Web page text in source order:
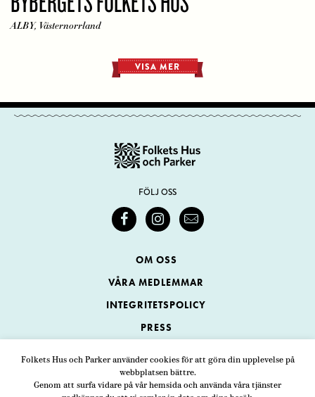
Folkets Hus och Parker använder cookies för att göra din upplevelse på
webbplatsen bättre.
Genom att surfa vidare på vår hemsida och använda våra tjänster
ALBY, Västernorrland
VISA MER
FÖLJ OSS
OM OSS
VÅRA MEDLEMMAR
INTEGRITETSPOLICY
PRESS
Folkets Hus och Parker